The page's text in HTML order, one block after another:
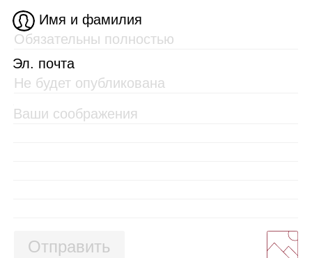
Имя и фамилия
Эл. почта
Отправить